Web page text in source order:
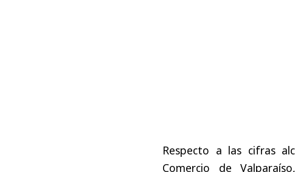
Respecto a las cifras
Comercio de